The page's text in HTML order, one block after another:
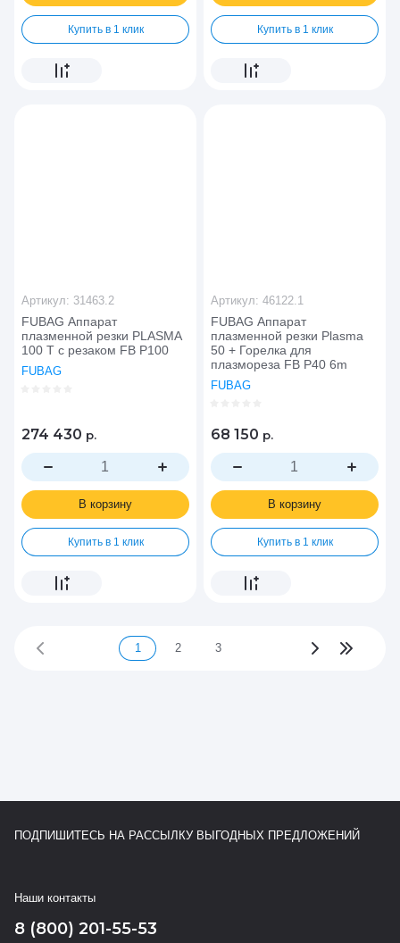
Купить в 1 клик Купить в 1 клик
FUBAG Аппарат
плазменной резки PLASMA
100 T с резаком FB P100
FUBAG
Артикул: 31463.2
274 430 р.
В корзину
Купить в 1 клик
FUBAG Аппарат
плазменной резки Plasma
50 + Горелка для
плазмореза FB P40 6m
FUBAG
Артикул: 46122.1
68 150 р.
В корзину
Купить в 1 клик
1 2 3
ПОДПИШИТЕСЬ НА РАССЫЛКУ ВЫГОДНЫХ ПРЕДЛОЖЕНИЙ
Наши контакты
8 (800) 201-55-53